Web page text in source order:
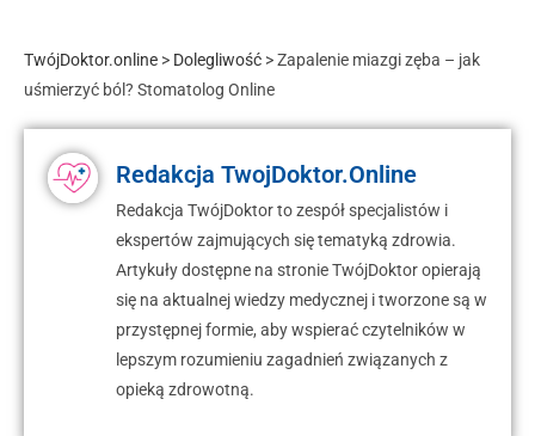
TwójDoktor.online > Dolegliwość >Zapalenie miazgi zęba – jak
uśmierzyć ból? Stomatolog Online
Redakcja TwojDoktor.Online
Redakcja TwójDoktor to zespół specjalistów i
ekspertów zajmujących się tematyką zdrowia.
Artykuły dostępne na stronie TwójDoktor opierają
się na aktualnej wiedzy medycznej i tworzone są w
przystępnej formie, aby wspierać czytelników w
lepszym rozumieniu zagadnień związanych z
opieką zdrowotną.